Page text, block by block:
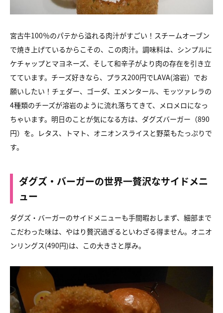
宮古牛100％のパテから溢れる肉汁がすごい！ スチームオーブン
で焼き上げているからこその、この肉汁。 調味料は、シンプルに
ケチャップとマヨネーズ、 そして和辛子がより肉の存在を引き立
てています。 チーズ好きなら、プラス200円でLAVA(溶岩）でお
願いしたい！ チェダー、ゴーダ、エメンタール、モッツァレラの
4種類のチーズが溶岩のように流れ落ちてきて、メロメロになっ
ちゃいます。 明日のことが気になる方は、ダグズバーガー（890
円）を。 レタス、トマト、オニオンスライスと野菜もたっぷりで
す。
ダグズ・バーガーの世界一贅沢なサイドメニ
ュー
ダグズ・バーガーのサイドメニューも手間暇おしまず、 細部まで
こだわった味は、やはり贅沢過ぎるといわざる得ません。 オニオ
ンリングス(490円)は、この大きさと厚み。